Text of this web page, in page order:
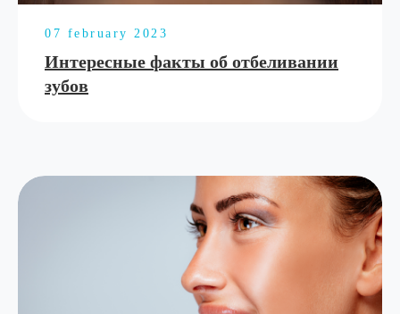
07 february 2023
Интересные факты об отбеливании
зубов